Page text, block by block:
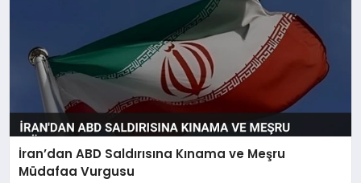
İran’dan ABD Saldırısına Kınama ve Meşru
Müdafaa Vurgusu